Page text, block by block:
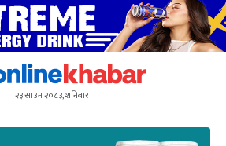
२३ साउन २०८३, शनिबार